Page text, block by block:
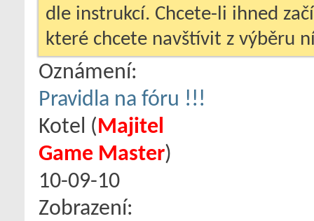
dle instrukcí. Chcete-li ihned
které chcete navštívit z výběru
Oznámení:
Pravidla na fóru !!!
Kotel ‎(Majitel
Game Master)
10-09-10
Zobrazení: